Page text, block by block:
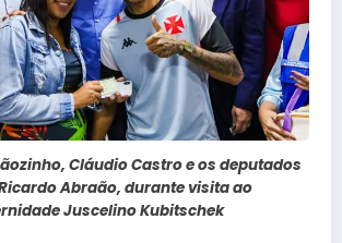
Cláudio Castro e os deputados
Abraão, durante visita ao
Juscelino Kubitschek